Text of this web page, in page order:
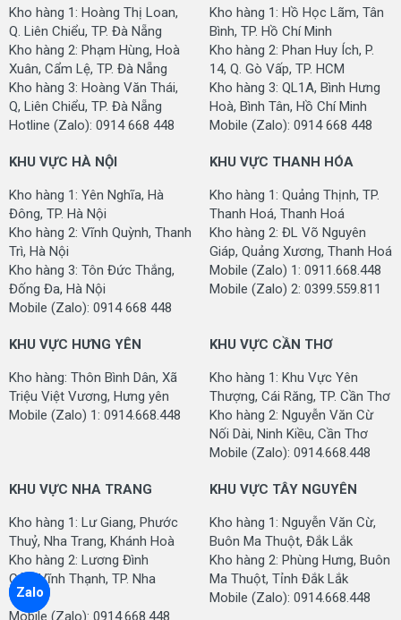
GIÁ BÁN TẠI KHO CHƯA BAO GỒM VAT
- Tấm KT 1.6m x 2.3m: 1.600.000 đồng/tấm
- Tấm KT 2.0m x 3.0m: 2.050.000 đồng/tấm
CHÍNH SÁCH BÁN HÀNG
- Cam kết hàng hoá: Hàng mới 100%
- Bảo hành: Theo chính sách bảo hành của công ty
- Một đổi một trong vòng 15 ngày nếu có bất cứ lỗi của
nhà sản xuất
- Hỗ trợ vận chuyển: Áp dụng với đơn hàng trên 30 tấm
THÔNG TIN NHÀ CUNG CẤP
TỔNG KHO THẢM TRẢI SÀN
Websit: www.danacity.com
KHU VỰC ĐÀ NẴNG
Đà Nẵng: 414 Nguyễn Tri Phương - P. Hòa Thuận Tây -
KHU VỰC HỒ CHÍ MINH
Hồ Chí Minh: Tầng 3 tòa nhà ETown - Cộng Hòa - Q. Tân
Bình - TP.Hồ Chí Minh
Mobile (Zalo): 0914 668 448
Kho hàng 1: Hoàng Thị Loan,
Q. Liên Chiểu, TP. Đà Nẵng
Kho hàng 2: Phạm Hùng, Hoà
Xuân, Cẩm Lệ, TP. Đà Nẵng
Kho hàng 3: Hoàng Văn Thái,
Q, Liên Chiểu, TP. Đà Nẵng
Hotline (Zalo): 0914 668 448
Kho hàng 1: Hồ Học Lãm, Tân
Bình, TP. Hồ Chí Minh
Kho hàng 2: Phan Huy Ích, P.
14, Q. Gò Vấp, TP. HCM
Kho hàng 3: QL1A, Bình Hưng
Hoà, Bình Tân, Hồ Chí Minh
Mobile (Zalo): 0914 668 448
KHU VỰC HÀ NỘI
Kho hàng 1: Yên Nghĩa, Hà
Đông, TP. Hà Nội
Kho hàng 2: Vĩnh Quỳnh, Thanh
Trì, Hà Nội
Kho hàng 3: Tôn Đức Thắng,
Đống Đa, Hà Nội
Mobile (Zalo): 0914 668 448
KHU VỰC THANH HÓA
Kho hàng 1: Quảng Thịnh, TP.
Thanh Hoá, Thanh Hoá
Kho hàng 2: ĐL Võ Nguyên
Giáp, Quảng Xương, Thanh Hoá
Mobile (Zalo) 1: 0911.668.448
Mobile (Zalo) 2: 0399.559.811
KHU VỰC HƯNG YÊN
Kho hàng: Thôn Bình Dân, Xã
Triệu Việt Vương, Hưng yên
Mobile (Zalo) 1: 0914.668.448
KHU VỰC CẦN THƠ
Kho hàng 1: Khu Vực Yên
Thượng, Cái Răng, TP. Cần Thơ
Kho hàng 2: Nguyễn Văn Cừ
Nối Dài, Ninh Kiều, Cần Thơ
Mobile (Zalo): 0914.668.448
KHU VỰC NHA TRANG
Kho hàng 1: Lư Giang, Phước
Thuỷ, Nha Trang, Khánh Hoà
Kho hàng 2: Lương Đình
Của, Vĩnh Thạnh, TP. Nha
Trang
KHU VỰC TÂY NGUYÊN
Kho hàng 1: Nguyễn Văn Cừ,
Buôn Ma Thuột, Đắk Lắk
Kho hàng 2: Phùng Hưng, Buôn
Ma Thuột, Tỉnh Đắk Lắk
Mobile (Zalo): 0914.668.448
Zalo